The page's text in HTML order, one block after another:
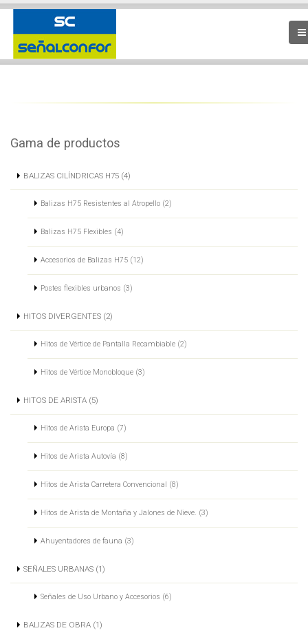
Gama de productos
BALIZAS CILÍNDRICAS H75 (4)
Balizas H75 Resistentes al Atropello (2)
Balizas H75 Flexibles (4)
Accesorios de Balizas H75 (12)
Postes flexibles urbanos (3)
HITOS DIVERGENTES (2)
Hitos de Vértice de Pantalla Recambiable (2)
Hitos de Vértice Monobloque (3)
HITOS DE ARISTA (5)
Hitos de Arista Europa (7)
Hitos de Arista Autovía (8)
Hitos de Arista Carretera Convencional (8)
Hitos de Arista de Montaña y Jalones de Nieve. (3)
Ahuyentadores de fauna (3)
SEÑALES URBANAS (1)
Señales de Uso Urbano y Accesorios (6)
BALIZAS DE OBRA (1)